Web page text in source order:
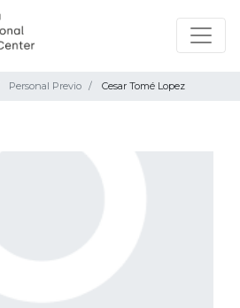
Personal Previo Cesar Tomé Lopez